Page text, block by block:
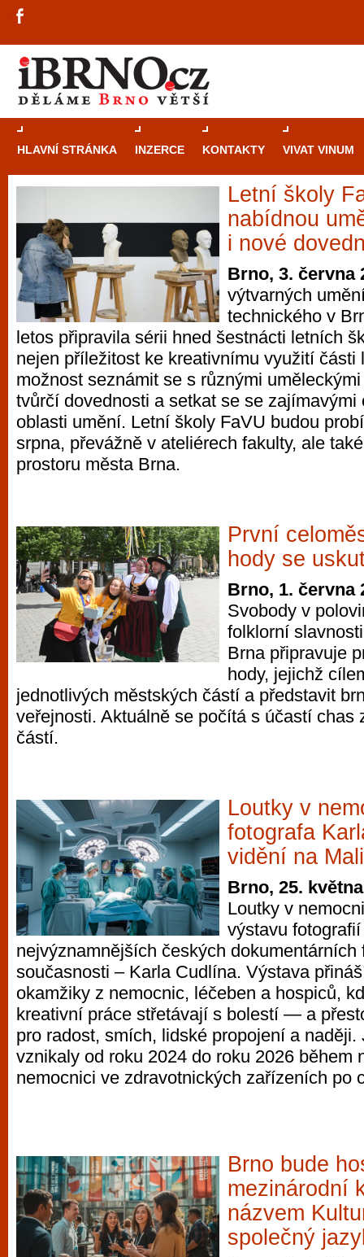
HLAVNÍ STRÁNKA INZERCE KONTAKTY VIVAT VINUM
Letní školy
nabídnou
i nové
Brno, 3. června
výtvarných
technického v
letos připravila sérii hned šestnácti letních
nejen příležitost ke kreativnímu využití části
možnost seznámit se s různými
tvůrčí dovednosti a setkat se se zajímavými
oblasti umění. Letní školy FaVU budou
srpna, převážně v ateliérech fakulty, ale
prostoru města Brna.
První
hody se
Brno, 1. června
Svobody v
folklorní
Brna připravuje
hody, jejichž
jednotlivých městských částí a představit
veřejnosti. Aktuálně se počítá s účastí chas
částí.
Loutky v
fotografa
vidění na
Brno, 25.
Loutky v
výstavu
nejvýznamnějších českých dokumentárních
současnosti – Karla Cudlína. Výstava
okamžiky z nemocnic, léčeben a hospiců,
kreativní práce střetávají s bolestí — a
pro radost, smích, lidské propojení a
vznikaly od roku 2024 do roku 2026 během
nemocnici ve zdravotnických zařízeních po
Brno bude
mezinárodní
názvem
společný
Průvodce
Brně: Od
automaty
Brno je
zajímavé
restaurace,
Mimo jiné je ale také místem, kde si
vyzkoušet různé kasinové hry. V
metropoli naleznete širokou nabídku her
po moderní automaty jak pro pravidelné
příležitostné hráče. V...